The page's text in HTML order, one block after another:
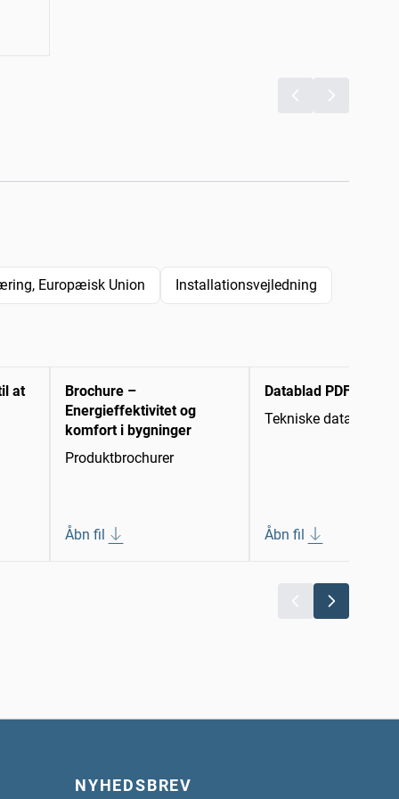
Europæisk Union Installationsvejledning
at
Brochure –
Energieffektivitet og
komfort i bygninger
Produktbrochurer
Åbn fil
Datablad PDF
Tekniske datablade
Åbn fil
NYHEDSBREV